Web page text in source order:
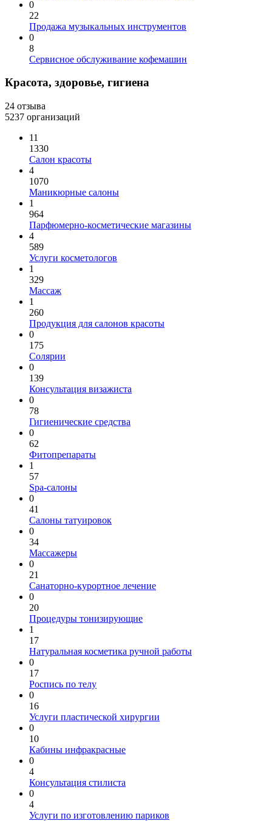
0
22
Продажа музыкальных инструментов
0
8
Сервисное обслуживание кофемашин
Красота, здоровье, гигиена
24 отзыва
5237 организаций
11
1330
Салон красоты
4
1070
Маникюрные салоны
1
964
Парфюмерно-косметические магазины
4
589
Услуги косметологов
1
329
Массаж
1
260
Продукция для салонов красоты
0
175
Солярии
0
139
Консультация визажиста
0
78
Гигиенические средства
0
62
Фитопрепараты
1
57
Spa-салоны
0
41
Салоны татуировок
0
34
Массажеры
0
21
Санаторно-курортное лечение
0
20
Процедуры тонизирующие
1
17
Натуральная косметика ручной работы
0
17
Роспись по телу
0
16
Услуги пластической хирургии
0
10
Кабины инфракрасные
0
4
Консультация стилиста
0
4
Услуги по изготовлению париков